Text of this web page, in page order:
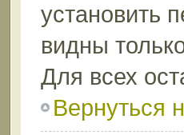
установить
видны
Для всех
Вернуться